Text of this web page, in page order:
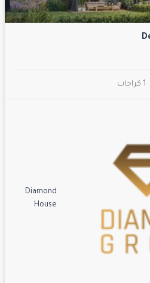
1 كراجات
Diamond
House